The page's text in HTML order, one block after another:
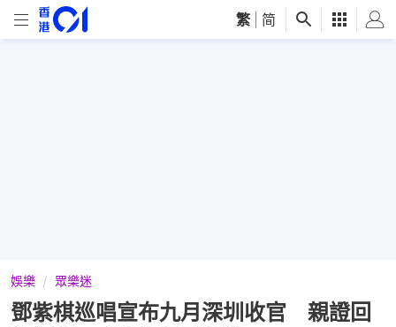
繁 简
娛樂 眾樂迷
鄧紫棋巡唱宣布九月深圳收官 親證回